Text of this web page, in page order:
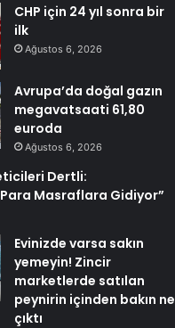
CHP için 24 yıl sonra bir
ilk
Ağustos 6, 2026
Avrupa’da doğal gazın
megavatsaati 61,80
euroda
Ağustos 6, 2026
Dertli:
Para Masraflara Gidiyor”
Evinizde varsa sakın
yemeyin! Zincir
marketlerde satılan
peynirin içinden bakın ne
çıktı